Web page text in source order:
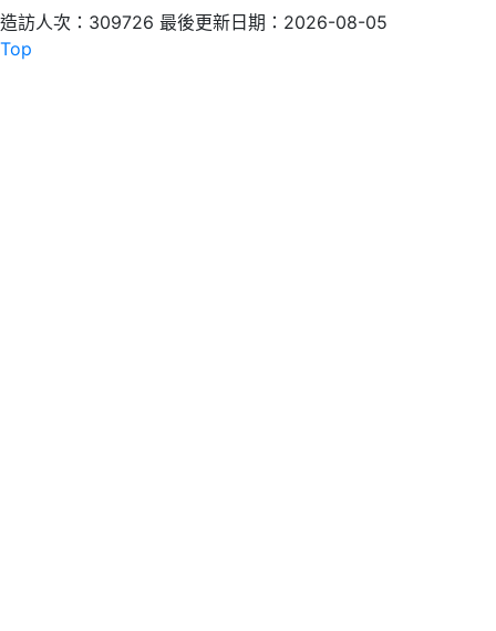
造訪人次：309726 最後更新日期：2026-08-05
Top